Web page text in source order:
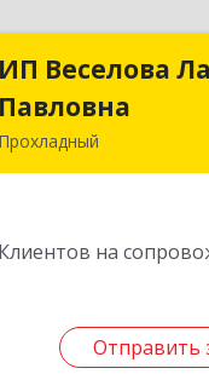
ИП Веселова
Павловна
Прохладный
Клиентов на
Отправить
ИП
Отправить